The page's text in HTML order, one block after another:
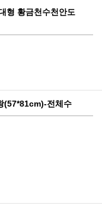
형 황금천수천안도
(57*81cm)-전체수